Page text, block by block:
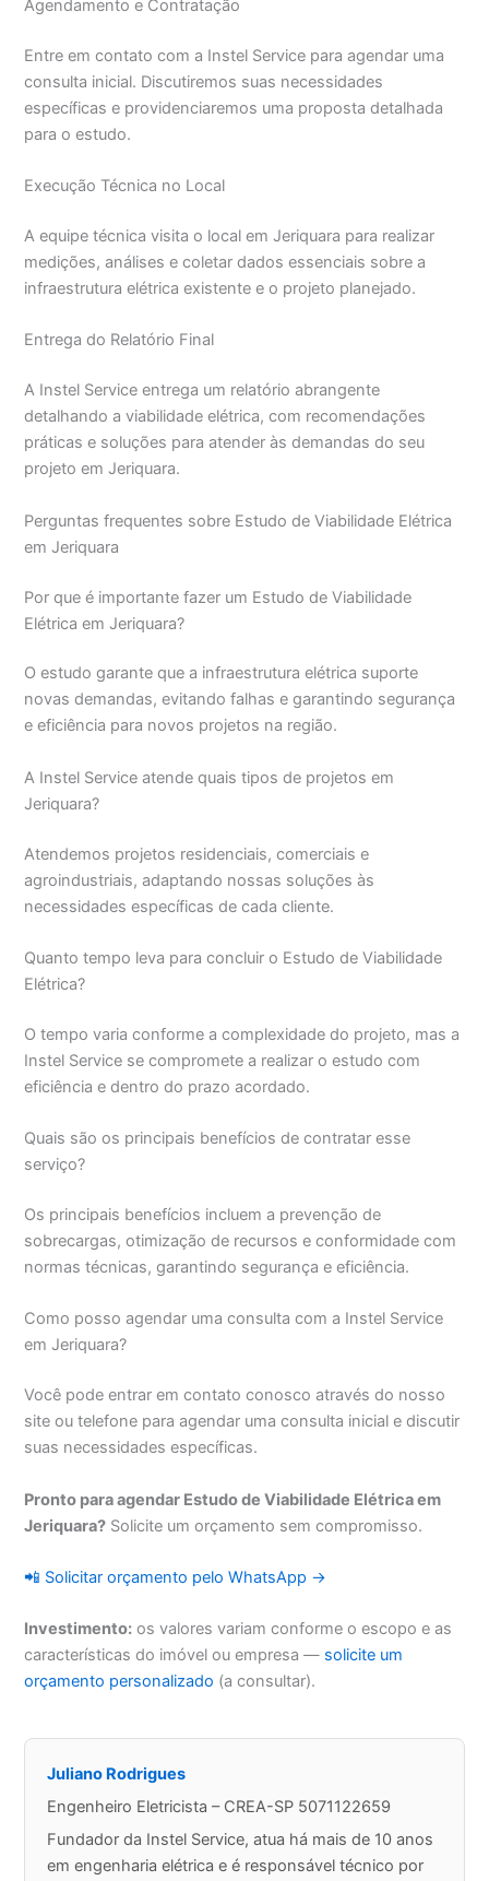
Agendamento e Contratação
Entre em contato com a Instel Service para agendar uma
consulta inicial. Discutiremos suas necessidades
específicas e providenciaremos uma proposta detalhada
para o estudo.
Execução Técnica no Local
A equipe técnica visita o local em Jeriquara para realizar
medições, análises e coletar dados essenciais sobre a
infraestrutura elétrica existente e o projeto planejado.
Entrega do Relatório Final
A Instel Service entrega um relatório abrangente
detalhando a viabilidade elétrica, com recomendações
práticas e soluções para atender às demandas do seu
projeto em Jeriquara.
Perguntas frequentes sobre Estudo de Viabilidade Elétrica
em Jeriquara
Por que é importante fazer um Estudo de Viabilidade
Elétrica em Jeriquara?
O estudo garante que a infraestrutura elétrica suporte
novas demandas, evitando falhas e garantindo segurança
e eficiência para novos projetos na região.
A Instel Service atende quais tipos de projetos em
Jeriquara?
Atendemos projetos residenciais, comerciais e
agroindustriais, adaptando nossas soluções às
necessidades específicas de cada cliente.
Quanto tempo leva para concluir o Estudo de Viabilidade
Elétrica?
O tempo varia conforme a complexidade do projeto, mas a
Instel Service se compromete a realizar o estudo com
eficiência e dentro do prazo acordado.
Quais são os principais benefícios de contratar esse
serviço?
Os principais benefícios incluem a prevenção de
sobrecargas, otimização de recursos e conformidade com
normas técnicas, garantindo segurança e eficiência.
Como posso agendar uma consulta com a Instel Service
em Jeriquara?
Você pode entrar em contato conosco através do nosso
site ou telefone para agendar uma consulta inicial e discutir
suas necessidades específicas.
Pronto para agendar Estudo de Viabilidade Elétrica em
Jeriquara? Solicite um orçamento sem compromisso.
📲 Solicitar orçamento pelo WhatsApp →
Investimento: os valores variam conforme o escopo e as
características do imóvel ou empresa — solicite um
orçamento personalizado (a consultar).
Juliano Rodrigues
Engenheiro Eletricista – CREA-SP 5071122659
Fundador da Instel Service, atua há mais de 10 anos
em engenharia elétrica e é responsável técnico por